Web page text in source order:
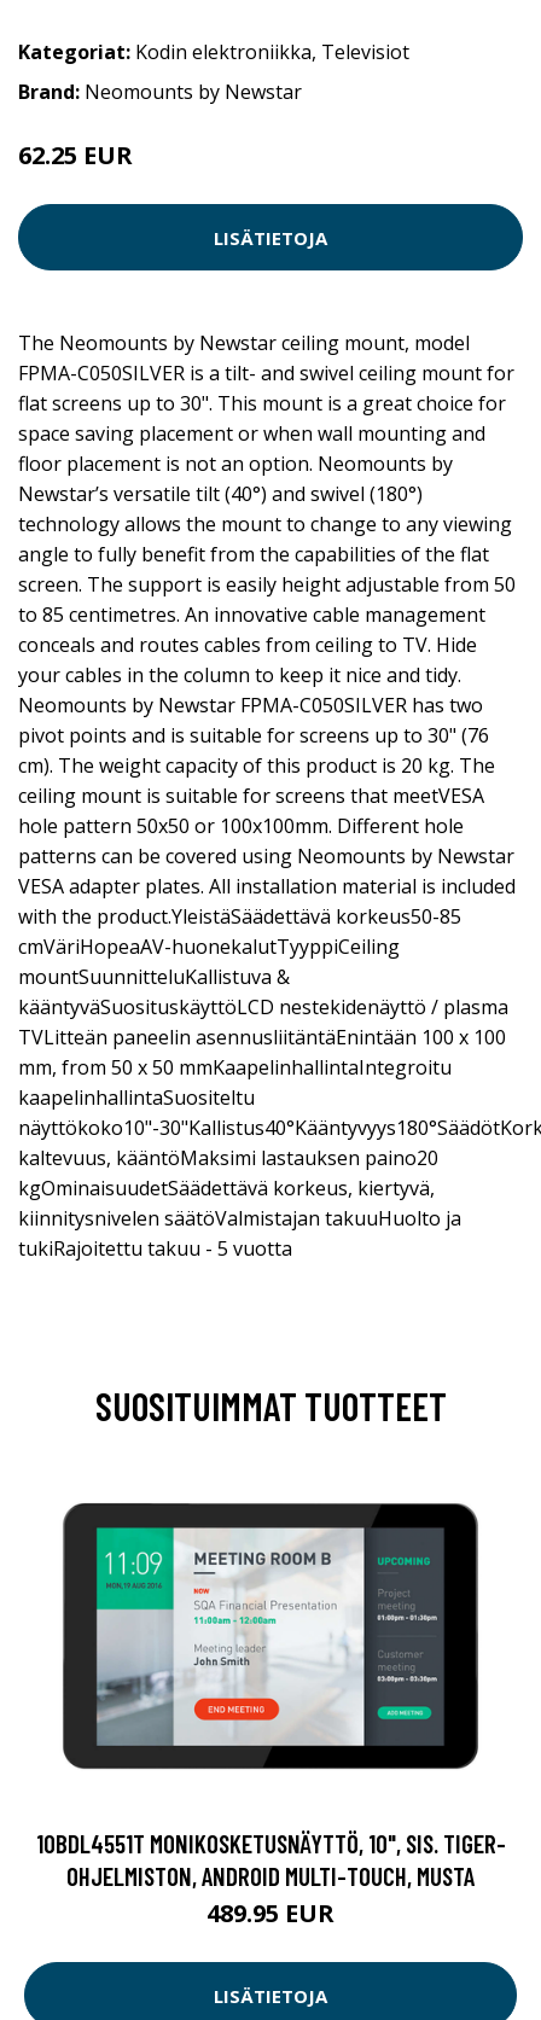
Kategoriat: Kodin elektroniikka, Televisiot
Brand: Neomounts by Newstar
62.25 EUR
LISÄTIETOJA
The Neomounts by Newstar ceiling mount, model
FPMA-C050SILVER is a tilt- and swivel ceiling mount for
flat screens up to 30". This mount is a great choice for
space saving placement or when wall mounting and
floor placement is not an option. Neomounts by
Newstar’s versatile tilt (40°) and swivel (180°)
technology allows the mount to change to any viewing
angle to fully benefit from the capabilities of the flat
screen. The support is easily height adjustable from 50
to 85 centimetres. An innovative cable management
conceals and routes cables from ceiling to TV. Hide
your cables in the column to keep it nice and tidy.
Neomounts by Newstar FPMA-C050SILVER has two
pivot points and is suitable for screens up to 30" (76
cm). The weight capacity of this product is 20 kg. The
ceiling mount is suitable for screens that meetVESA
hole pattern 50x50 or 100x100mm. Different hole
patterns can be covered using Neomounts by Newstar
VESA adapter plates. All installation material is included
with the product.YleistäSäädettävä korkeus50-85
cmVäriHopeaAV-huonekalutTyyppiCeiling
mountSuunnitteluKallistuva &
kääntyväSuosituskäyttöLCD nestekidenäyttö / plasma
TVLitteän paneelin asennusliitäntäEnintään 100 x 100
mm, from 50 x 50 mmKaapelinhallintaIntegroitu
kaapelinhallintaSuositeltu
näyttökoko10"-
kaltevuus, kääntöMaksimi lastauksen paino20
kgOminaisuudetSäädettävä korkeus, kiertyvä,
kiinnitysnivelen säätöValmistajan takuuHuolto ja
tukiRajoitettu takuu - 5 vuotta
SUOSITUIMMAT TUOTTEET
10BDL4551T MONIKOSKETUSNÄYTTÖ, 10", SIS. TIGER-
OHJELMISTON, ANDROID MULTI-TOUCH, MUSTA
489.95 EUR
LISÄTIETOJA